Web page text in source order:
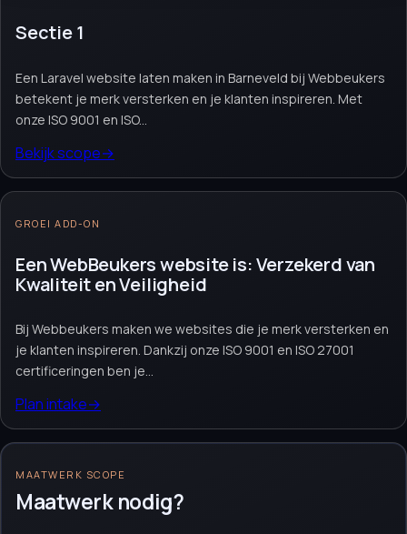
Offerte aanvragen→Neem contact op→
Sectie 1
Een Laravel website laten maken in Barneveld bij Webbeukers
betekent je merk versterken en je klanten inspireren. Met
onze ISO 9001 en ISO...
Bekijk scope→
GROEI ADD-ON
Een WebBeukers website is: Verzekerd van
Kwaliteit en Veiligheid
Bij Webbeukers maken we websites die je merk versterken en
je klanten inspireren. Dankzij onze ISO 9001 en ISO 27001
certificeringen ben je...
Plan intake→
MAATWERK SCOPE
Maatwerk nodig?